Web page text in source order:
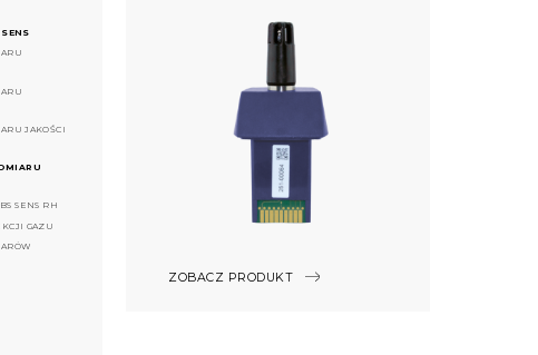
JAKOŚCI
SENS RH
GAZU
ZOBACZ PRODUKT